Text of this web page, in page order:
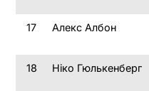
17 Алекс Албон
18 Ніко Гюлькенберг